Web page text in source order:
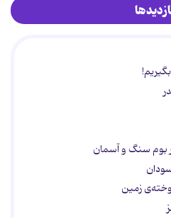
بوم سنگ و آسمان
زمین